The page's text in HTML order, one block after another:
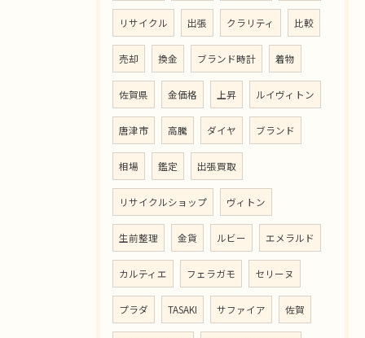
リサイクル 出張 クラリティ 比較
売却 換金 ブランド時計 着物
佐賀県 金価格 上昇 ルイヴィトン
唐津市 高騰 ダイヤ ブランド
相場 鑑定 出張買取
リサイクルショップ ヴィトン
生前整理 金貨 ルビー エメラルド
カルティエ フェラガモ セリーヌ
プラダ TASAKI サファイア 佐賀